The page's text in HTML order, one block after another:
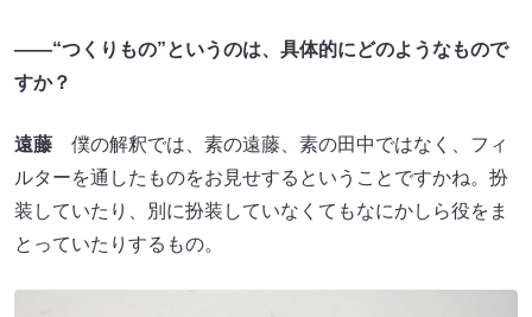
——“つくりもの”というのは、具体的にどのようなもので
すか？
遠藤 僕の解釈では、素の遠藤、素の田中ではなく、フィ
ルターを通したものをお見せするということですかね。扮
装していたり、別に扮装していなくてもなにかしら役をま
とっていたりするもの。